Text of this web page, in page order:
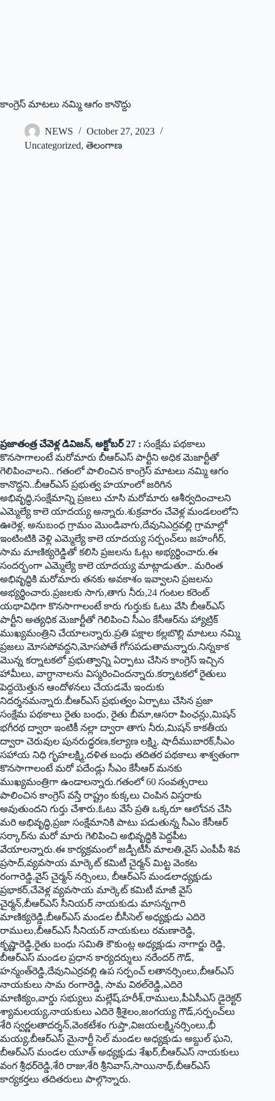
కాంగ్రెస్ మాటలు నమ్మి ఆగం కానొద్దు
NEWS
October 27, 2023
Uncategorized, తెలంగాణ
ప్రజాతంత్ర చేవెళ్ల డివిజన్‌, అక్టోబర్‌ 27 : సంక్షేమ పథకాలు
కొనసాగాలంటే మరోమారు బీఆర్‌ఎస్ పార్టీని అధిక మెజార్టీతో
గెలిపించాలని.. గతంలో పాలించిన కాంగ్రెస్ మాటలు నమ్మి ఆగం
కానొద్దని..బీఆర్‌ఎస్ ప్రభుత్వ హయాంలో జరిగిన
అభివృద్ధి,సంక్షేమాన్ని ప్రజలు చూసి మరోమారు ఆశీర్వదించాలని
ఎమ్మెల్యే కాలె యాదయ్య అన్నారు.శుక్రవారం చేవెళ్ల మండలంలోని
ఊరెళ్ల, అనుబంధ గ్రామం మొండివాగు,దేవునిఎర్రవల్లి గ్రామాల్లో
ఇంటింటికి వెళ్లి ఎమ్మెల్యే కాలె యాదయ్య సర్పంచ్‌లు జహంగీర్‌,
సామ మాణిక్యరెడ్డితో కలిసి ప్రజలను ఓట్లు అభ్యర్థించారు.ఈ
సందర్భంగా ఎమ్మెల్యే కాలె యాదయ్య మాట్లాడుతూ.. మరింత
అభివృద్ధికి మరోమారు తనకు అవకాశం ఇవ్వాలని ప్రజలను
అభ్యర్థించారు.ప్రజలకు సాగు,తాగు నీరు,24 గంటల కరెంట్‌
యథావిధిగా కొనసాగాలంటే కారు గుర్తుకు ఓటు వేసి బీఆర్‌ఎస్
పార్టీని అత్యధిక మెజార్టీతో గెలిపించి సీఎం కేసీఆర్‌ను హ్యాట్రిక్‌
ముఖ్యమంత్రిని చేయాలన్నారు.ప్రతి పక్షాల కల్లబొల్లి మాటలు నమ్మి
ప్రజలు మోసపోవద్దని,మోసపోతే గోసపడుతామన్నారు.నిన్నకాక
మొన్న కర్నాటకలో ప్రభుత్వాన్ని ఏర్పాటు చేసిన కాంగ్రెస్ ఇచ్చిన
హామీలు, వాగ్ధానాలను విస్మరించిందన్నారు.కర్నాటకలో రైతులు
పెద్దయెత్తున ఆందోళనలు చేయడమే ఇందుకు
నిదర్శనమన్నారు.బీఆర్‌ఎస్ ప్రభుత్వం ఏర్పాటు చేసిన ప్రజా
సంక్షేమ పథకాలు రైతు బంధు, రైతు బీమా,ఆసరా పింఛన్లు,మిషన్‌
భగీరథ ద్వారా ఇంటికీ నల్లా ద్వారా తాగు నీరు,మిషన్‌ కాకతీయ
ద్వారా చెరువుల పునరుద్ధరణ,కల్యాణ లక్ష్మి, షాదీముబారక్‌,సీఎం
సహాయ నిధి గృహలక్ష్మి,దళిత బంధు తదితర పథకాలు శాశ్వతంగా
కొనసాగాలంటే మరో పదేండ్లు సీఎం కేసీఆర్‌ మనకు
ముఖ్యమంత్రిగా ఉండాలన్నారు.గతంలో 60 సంవత్సరాలు
పాలించిన కాంగ్రెస్ వస్తే రాష్ట్రం కుక్కలు చింపిన విస్తరాకు
అవుతుందని గుర్తు చేశారు.ఓటు వేసే ప్రతి ఒక్కరూ ఆలోచన చేసి
మరి అభివృద్ధి,ప్రజా సంక్షేమానికి పాటు పడుతున్న సీఎం కేసీఆర్‌
సర్కార్‌ను మరో మారు గెలిపించి అభివృద్ధికి పెద్దపీట
వేయాలన్నారు.ఈ కార్యక్రమంలో జడ్పీటీసీ మాలతి,వైస్ ఎంపీపీ శివ
ప్రసాద్‌,వ్యవసాయ మార్కెట్‌ కమిటీ చైర్మన్‌ మిట్ట వెంకట
రంగారెడ్డి,వైస్ చైర్మన్‌ నర్సింలు, బీఆర్‌ఎస్ మండలాధ్యక్షుడు
ప్రభాకర్‌,చేవెళ్ల వ్యవసాయ మార్కెట్‌ కమిటీ మాజీ వైస్
చైర్మన్‌,బీఆర్‌ఎస్ సీనియర్‌ నాయకుడు మాసన్నగారి
మాణిక్యరెడ్డి,బీఆర్‌ఎస్ మండల బీసీసెల్‌ అధ్యక్షుడు ఎదిరె
రాములు,బీఆర్‌ఎస్ సీనియర్‌ నాయకులు రమణారెడ్డి,
కృష్ణారెడ్డి,రైతు బంధు సమితి కౌకుంట్ల అధ్యక్షుడు నాగార్జు రెడ్డి,
బీఆర్‌ఎస్ మండల ప్రధాన కార్యదర్శులు నరేందర్‌ గౌడ్‌,
హన్మంత్‌రెడ్డి,దేవునిఎర్రవల్లి ఉప సర్పంచ్‌ లతానర్సింలు,బీఆర్‌ఎస్
నాయకులు సామ రంగారెడ్డి, సామ విఠల్‌రెడ్డి,ఎదిరె
మాణిక్యం,వార్డు సభ్యులు మల్లేష్‌,హరీశ్‌,రాములు,పీఏసీఎస్ డైరెక్టర్‌
శ్యామలయ్య,నాయకులు ఎదిరె శ్రీశైలం,జంగయ్య గౌడ్‌,సర్పంచ్‌లు
శేరి స్వర్ణలతాదర్శన్‌,వెంకటేశం గుప్తా,విజయలక్ష్మినర్సింలు,భీ
మయ్య,బీఆర్‌ఎస్ మైనార్టీ సెల్‌ మండల అధ్యక్షుడు అబ్దుల్‌ ఘని,
బీఆర్‌ఎస్ మండల యూత్‌ అధ్యక్షుడు శేఖర్‌,బీఆర్‌ఎస్ నాయకులు
వంగ శ్రీధర్‌రెడ్డి,శేరి రాజు,శేరి శ్రీనివాస్,సాయినాథ్‌,బీఆర్‌ఎస్
కార్యకర్తలు తదితరులు పాల్గొన్నారు.